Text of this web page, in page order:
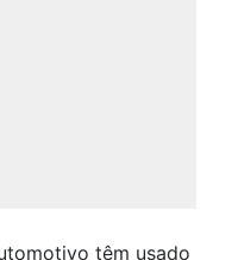
têm usado